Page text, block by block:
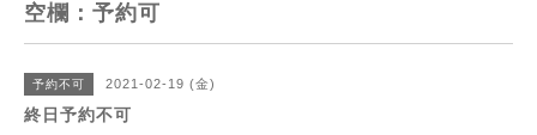
空欄：予約可
予約不可 2021-02-19 (金)
終日予約不可